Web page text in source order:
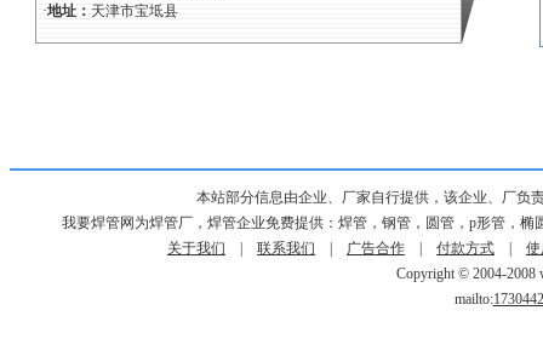
·地址： 天津市宝坻县
本站部分信息由企业、厂家自行提供，该企业、厂负
我要焊管网为焊管厂，焊管企业免费提供：焊管，钢管，圆管，p形管，
关于我们
联系我们 广告合作 付款方式
Copyright © 2004-2008
mailto: